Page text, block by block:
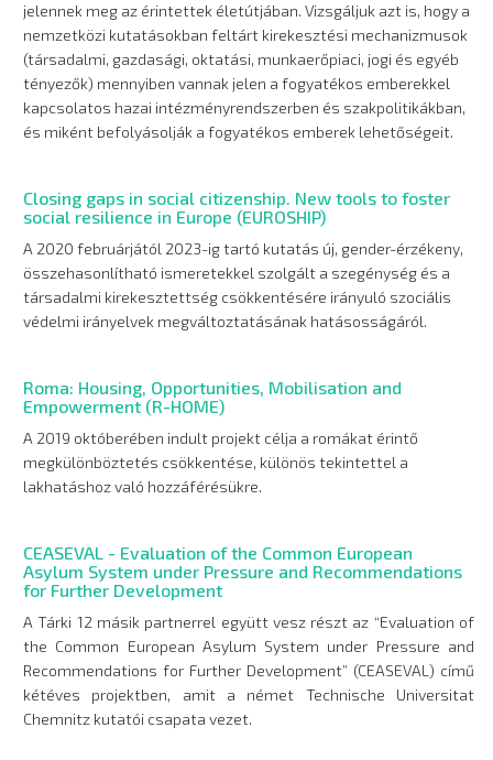
jelennek meg az érintettek életútjában. Vizsgáljuk azt is, hogy a
nemzetközi kutatásokban feltárt kirekesztési mechanizmusok
(társadalmi, gazdasági, oktatási, munkaerőpiaci, jogi és egyéb
tényezők) mennyiben vannak jelen a fogyatékos emberekkel
kapcsolatos hazai intézményrendszerben és szakpolitikákban,
és miként befolyásolják a fogyatékos emberek lehetőségeit.
Closing gaps in social citizenship. New tools to foster
social resilience in Europe (EUROSHIP)
A 2020 februárjától 2023-ig tartó kutatás új, gender-érzékeny,
összehasonlítható ismeretekkel szolgált a szegénység és a
társadalmi kirekesztettség csökkentésére irányuló szociális
védelmi irányelvek megváltoztatásának hatásosságáról.
Roma: Housing, Opportunities, Mobilisation and
Empowerment (R-HOME)
A 2019 októberében indult projekt célja a romákat érintő
megkülönböztetés csökkentése, különös tekintettel a
lakhatáshoz való hozzáférésükre.
CEASEVAL - Evaluation of the Common European
Asylum System under Pressure and Recommendations
for Further Development
A Tárki 12 másik partnerrel együtt vesz részt az “Evaluation of
the Common European Asylum System under Pressure and
Recommendations for Further Development” (CEASEVAL) című
kétéves projektben, amit a német Technische Universitat
Chemnitz kutatói csapata vezet.